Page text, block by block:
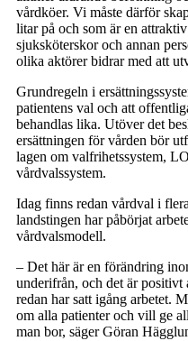
vårdköer. Vi måste därför
litar på och som är en
sjuksköterskor och annan
olika aktörer bidrar med att
Grundregeln i
patientens val och att
behandlas lika. Utöver det
ersättningen för vården bör
lagen om valfrihetssystem,
vårdvalssystem.
Idag finns redan vårdval i
landstingen har påbörjat
vårdvalsmodell.
– Det här är en förändring
underifrån, och det är positivt
redan har satt igång arbetet.
om alla patienter och vill ge
man bor, säger Göran